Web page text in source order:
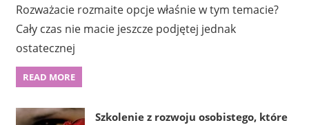
Rozważacie rozmaite opcje właśnie w tym temacie?
Cały czas nie macie jeszcze podjętej jednak
ostatecznej
READ MORE
Szkolenie z rozwoju osobistego, które